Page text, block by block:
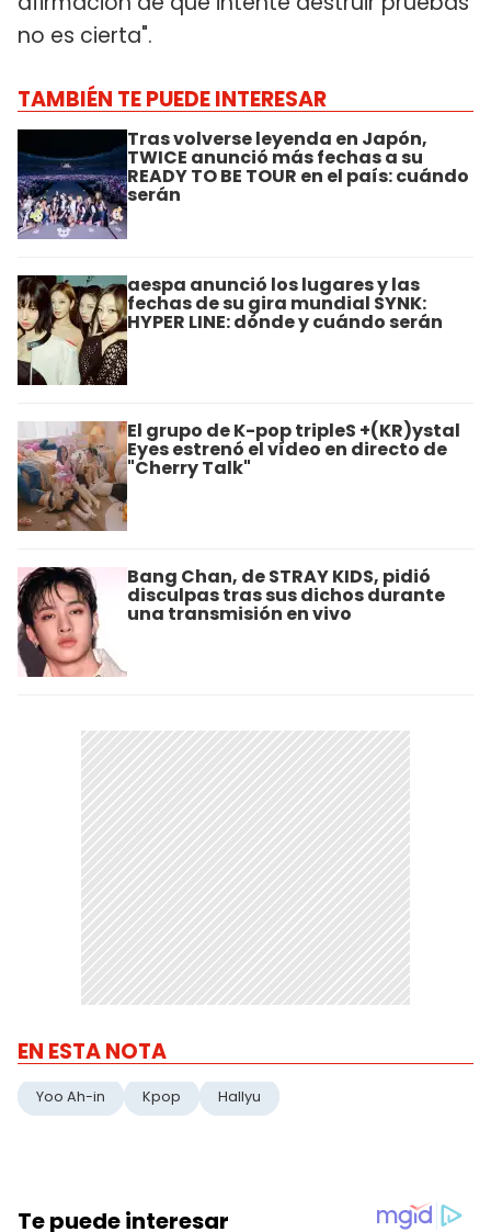
no es cierta".
TAMBIÉN TE PUEDE INTERESAR
Tras volverse leyenda en Japón,
TWICE anunció más fechas a su
READY TO BE TOUR en el país: cuándo
serán
aespa anunció los lugares y las
fechas de su gira mundial SYNK:
HYPER LINE: dónde y cuándo serán
El grupo de K-pop tripleS +(KR)ystal
Eyes estrenó el vídeo en directo de
"Cherry Talk"
Bang Chan, de STRAY KIDS, pidió
disculpas tras sus dichos durante
una transmisión en vivo
EN ESTA NOTA
Yoo Ah-in Kpop Hallyu